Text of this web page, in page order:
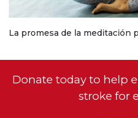
La promesa de la meditación
Donate today to help
stroke for